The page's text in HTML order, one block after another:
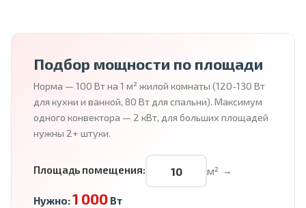
Подбор мощности по площади
Норма — 100 Вт на 1 м² жилой комнаты (120-130 Вт
для кухни и ванной, 80 Вт для спальни). Максимум
одного конвектора — 2 кВт, для больших площадей
нужны 2+ штуки.
Площадь помещения: м² →
Нужно:1 000Вт